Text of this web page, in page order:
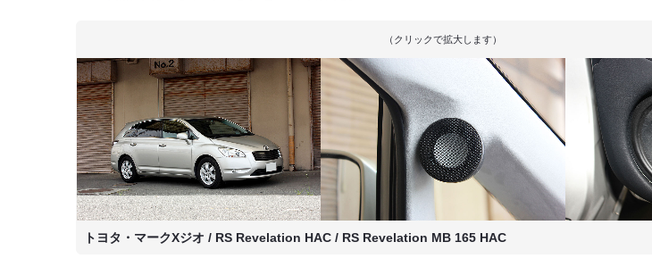
（クリックで拡大します）
トヨタ・マークXジオ / RS Revelation HAC / RS Revelation MB 165 HAC